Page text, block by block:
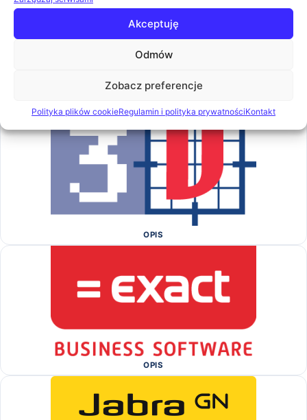
Akceptuję
Odmów
Zobacz preferencje
Polityka plików cookieRegulamin i polityka prywatnościKontakt
OPIS
OPIS
OPIS